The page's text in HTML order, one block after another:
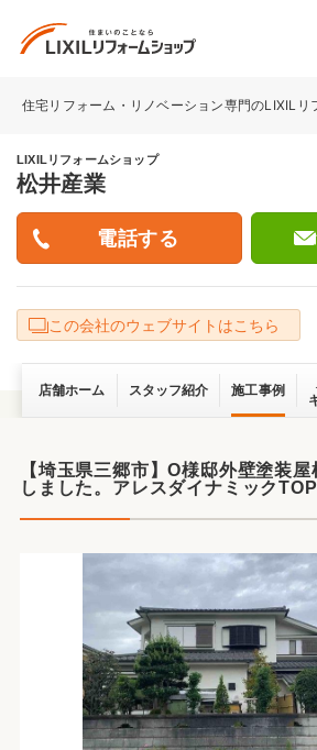
住宅リフォーム・リノベーション専門のLIXILリ
LIXILリフォームショップ
松井産業
この会社のウェブサイトはこちら
店舗ホーム スタッフ紹介 施工事例
【埼玉県三郷市】O様邸外壁塗装
しました。アレスダイナミックTOP